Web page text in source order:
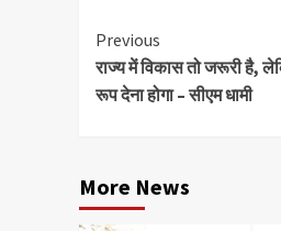
Continue
Reading
Previous
राज्य में विकास तो जरूरी है,
रूप देना होगा – सीएम धामी
More News